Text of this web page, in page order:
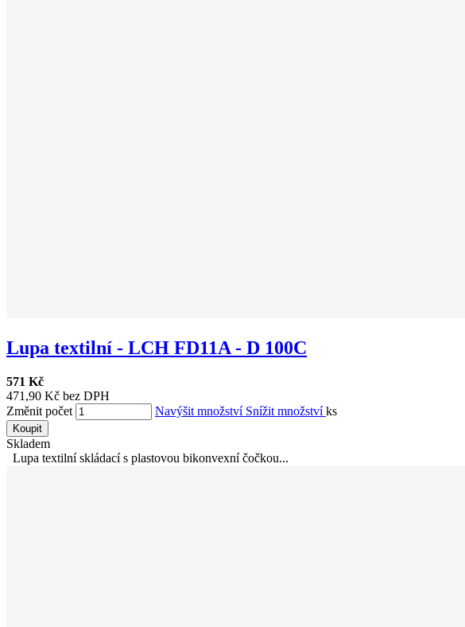
Lupa textilní - LCH FD11A - D 100C
571 Kč
471,90 Kč bez DPH
Změnit počet
Navýšit množství Snížit množstvíks
Koupit
Skladem
Lupa textilní skládací s plastovou bikonvexní čočkou...